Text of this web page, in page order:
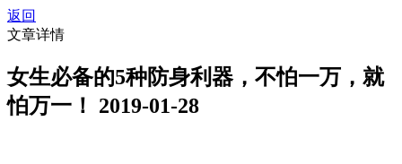
返回
文章详情
女生必备的5种防身利器，不怕一万，就
怕万一！
2019-01-28